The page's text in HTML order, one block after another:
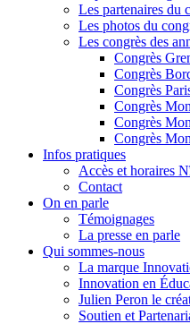
Les partenaires du
Les photos du
Les congrès des
Congrès
Congrès
Congrès
Congrès
Congrès
Congrès
Infos pratiques
Accès et horaires
Contact
On en parle
Témoignages
La presse en parle
Qui sommes-nous
La marque
Innovation en
Julien Peron le
Soutien et